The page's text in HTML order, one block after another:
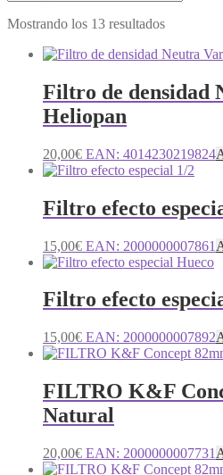
Mostrando los 13 resultados
Filtro de densidad
Heliopan
20,00€ EAN: 4014230219824
Filtro efecto
15,00€ EAN: 2000000007861
Filtro efecto
15,00€ EAN: 2000000007892
FILTRO K&F
Natural
20,00€ EAN: 2000000007731